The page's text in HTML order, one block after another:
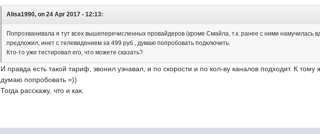
Alisa1990, on 24 Apr 2017 - 12:13:
Попрозванивала я тут всех вышеперечисленных провайдеров (кроме Смайла, т.к. ранее с ними намучилась
предложил, инет с телевидением за 499 руб., думаю попробовать подключить.
Кто-то уже тестировал его, что можете сказать?
И правда есть такой тариф, звонил узнавал, и по скорости и по кол-ву каналов подходит. К
думаю попробовать =))
Тогда расскажу, что и как.